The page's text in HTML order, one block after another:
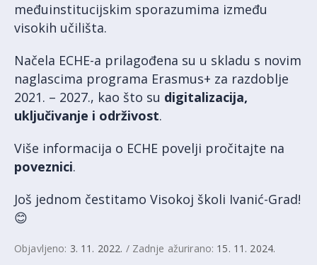
međuinstitucijskim sporazumima između
visokih učilišta.
Načela ECHE-a prilagođena su u skladu s novim
naglascima programa Erasmus+ za razdoblje
2021. – 2027., kao što su digitalizacija,
uključivanje i održivost.
Više informacija o ECHE povelji pročitajte na
poveznici.
Još jednom čestitamo Visokoj školi Ivanić-Grad!
😊
Objavljeno: 3. 11. 2022. / Zadnje ažurirano: 15. 11. 2024.